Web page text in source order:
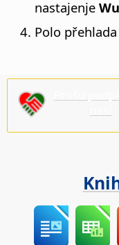
nastajenje
Polo